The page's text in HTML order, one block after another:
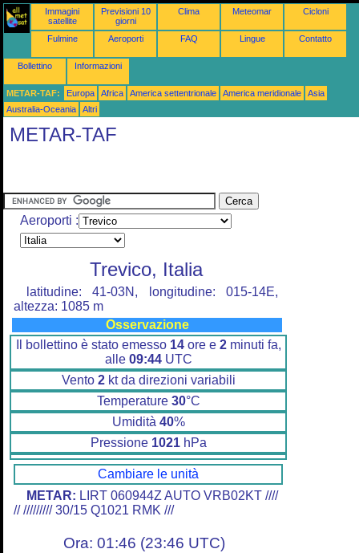
Immagini
satellite
Previsioni 10
giorni
Clima Meteomar Cicloni
Fulmine Aeroporti FAQ Lingue Contatto
Bollettino Informazioni
METAR-TAF: Europa Africa America settentrionale America meridionale
Asia
Australia-Oceania
Altri
METAR-TAF
Aeroporti :
Trevico, Italia
latitudine: 41-03N, longitudine: 015-14E,
altezza: 1085 m
Osservazione
Il bollettino è stato emesso 14ore e 2minuti fa,
alle 09:44UTC
Vento 2kt da direzioni variabili
Temperature 30°C
Umidità 40%
Pressione 1021hPa
Cambiare le unità
METAR: LIRT 060944Z AUTO VRB02KT ////
// ///////// 30/15 Q1021 RMK ///
Ora: 01:46 (23:46 UTC)